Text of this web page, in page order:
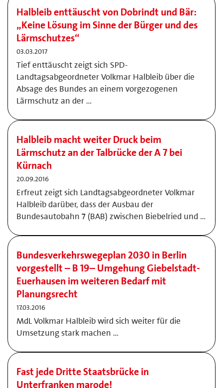
Halbleib enttäuscht von Dobrindt und Bär:
„Keine Lösung im Sinne der Bürger und des
Lärmschutzes“
03.03.2017
Tief enttäuscht zeigt sich SPD-
Landtagsabgeordneter Volkmar Halbleib über die
Absage des Bundes an einem vorgezogenen
Lärmschutz an der …
Halbleib macht weiter Druck beim
Lärmschutz an der Talbrücke der A 7 bei
Kürnach
20.09.2016
Erfreut zeigt sich Landtagsabgeordneter Volkmar
Halbleib darüber, dass der Ausbau der
Bundesautobahn 7 (BAB) zwischen Biebelried und …
Bundesverkehrswegeplan 2030 in Berlin
vorgestellt – B 19– Umgehung Giebelstadt-
Euerhausen im weiteren Bedarf mit
Planungsrecht
17.03.2016
MdL Volkmar Halbleib wird sich weiter für die
Umsetzung stark machen …
Fast jede Dritte Staatsbrücke in
Unterfranken marode!